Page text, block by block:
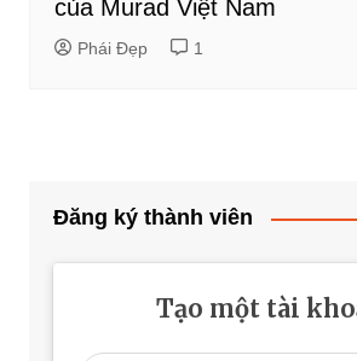
của Murad Việt Nam
Phái Đẹp 1
Đăng ký thành viên
Tạo một tài